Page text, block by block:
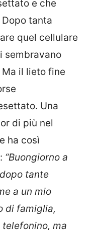
e che
tanta
quel cellulare
sembravano
il lieto fine
Una
di più nel
ha così
“Buongiorno a
tante
a un mio
di famiglia,
ma